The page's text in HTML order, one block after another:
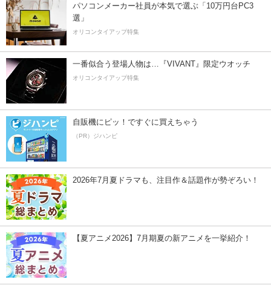
パソコンメーカー社員が本気で選ぶ「10万円台PC3
選」
オリコンタイアップ特集
一番似合う登場人物は…『VIVANT』限定ウオッチ
オリコンタイアップ特集
自販機にピッ！ですぐに買えちゃう
（PR）ジハンピ
2026年7月夏ドラマも、注目作＆話題作が勢ぞろい！
【夏アニメ2026】7月期夏の新アニメを一挙紹介！